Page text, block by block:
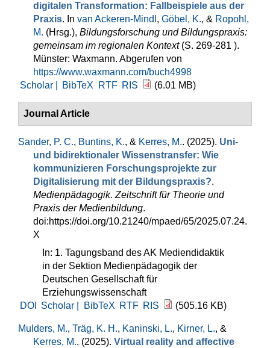
digitalen Transformation: Fallbeispiele aus der
Praxis. In van Ackeren-Mindl , Göbel, K., & Ropohl,
M. (Hrsg.), Bildungsforschung und Bildungspraxis:
gemeinsam im regionalen Kontext(S. 269-281 ).
Münster: Waxmann. Abgerufen von
https://www.waxmann.com/buch4998
Scholar |
BibTeX RTF RIS (6.01 MB)
Journal Article
Sander, P. C., Buntins, K., & Kerres, M.. (2025). Uni-
und bidirektionaler Wissenstransfer: Wie
kommunizieren Forschungsprojekte zur
Digitalisierung mit der Bildungspraxis?.
Medienpädagogik. Zeitschrift für Theorie und
Praxis der Medienbildung.
doi:https://doi.org/10.21240/mpaed/65/2025.07.24.
X
In: 1. Tagungsband des AK Mediendidaktik
in der Sektion Medienpädagogik der
Deutschen Gesellschaft für
Erziehungswissenschaft
DOI
Scholar | BibTeX RTF RIS (505.16 KB)
Mulders, M., Träg, K. H., Kaninski, L., Kirner, L., &
Kerres, M.. (2025). Virtual reality and affective